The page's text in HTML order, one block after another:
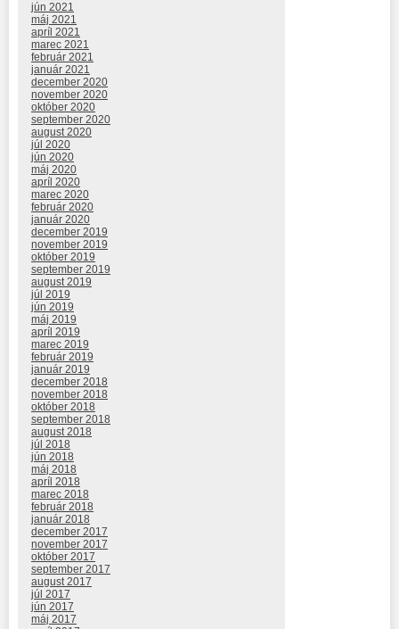
jún 2021
máj 2021
apríl 2021
marec 2021
február 2021
január 2021
december 2020
november 2020
október 2020
september 2020
august 2020
júl 2020
jún 2020
máj 2020
apríl 2020
marec 2020
február 2020
január 2020
december 2019
november 2019
október 2019
september 2019
august 2019
júl 2019
jún 2019
máj 2019
apríl 2019
marec 2019
február 2019
január 2019
december 2018
november 2018
október 2018
september 2018
august 2018
júl 2018
jún 2018
máj 2018
apríl 2018
marec 2018
február 2018
január 2018
december 2017
november 2017
október 2017
september 2017
august 2017
júl 2017
jún 2017
máj 2017